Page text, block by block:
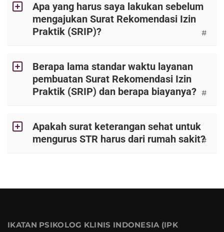
Apa yang harus saya lakukan sebelum
mengajukan Surat Rekomendasi Izin
Praktik (SRIP)?
#
Berapa lama standar waktu layanan
pembuatan Surat Rekomendasi Izin
Praktik (SRIP) dan berapa biayanya? #
Apakah surat keterangan sehat untuk
mengurus STR harus dari rumah sakit?
#
IKATAN PSIKOLOG KLINIS INDONESIA (IPK